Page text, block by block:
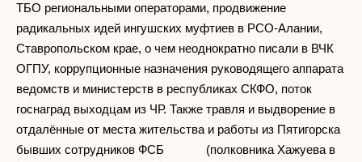
ТБО региональными операторами, продвижение
радикальных идей ингушских муфтиев в РСО-Алании,
Ставропольском крае, о чем неоднократно писали в ВЧК
ОГПУ, коррупционные назначения руководящего аппарата
ведомств и министерств в республиках СКФО, поток
госнаград выходцам из ЧР. Также травля и выдворение в
отдалённые от места жительства и работы из Пятигорска
бывших сотрудников ФСБ (полковника Хажуева в